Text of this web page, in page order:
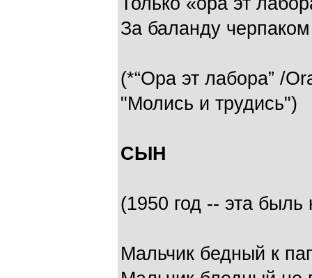
За баланду
(*“Ора эт лабора” /
"Молись и трудись")
СЫН
(1950 год -- эта быль
Мальчик бедный к